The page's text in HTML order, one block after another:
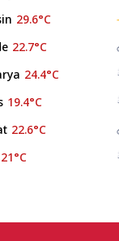
29.6°C
22.7°C
24.4°C
19.4°C
22.6°C
21°C